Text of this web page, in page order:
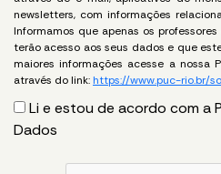
newsletters, com informações
Informamos que apenas os
terão acesso aos seus dados e que
maiores informações acesse a nossa
através do link: https://www.puc-rio.br/
Li e estou de acordo com a
Dados